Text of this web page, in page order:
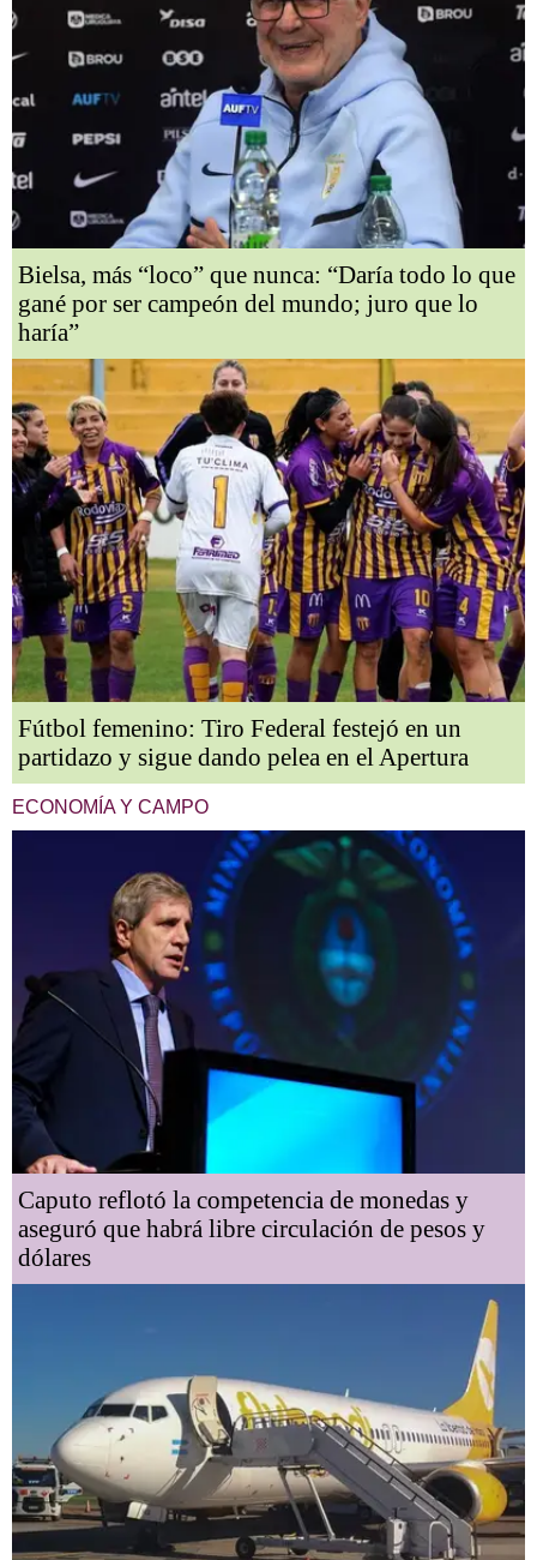
Bielsa, más “loco” que nunca: “Daría todo lo que
gané por ser campeón del mundo; juro que lo
haría”
Fútbol femenino: Tiro Federal festejó en un
partidazo y sigue dando pelea en el Apertura
ECONOMÍA Y CAMPO
Caputo reflotó la competencia de monedas y
aseguró que habrá libre circulación de pesos y
dólares